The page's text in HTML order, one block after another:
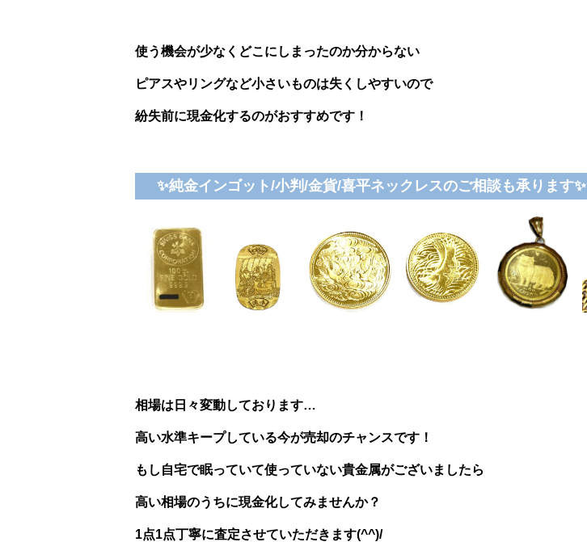
使う機会が少なくどこにしまったのか分からない
ピアスやリングなど小さいものは失くしやすいので
紛失前に現金化するのがおすすめです！
✨純金インゴット/小判/金貨/喜平ネックレスのご相談も承ります✨
相場は日々変動しております…
高い水準キープしている今が売却のチャンスです！
もし自宅で眠っていて使っていない貴金属がございましたら
高い相場のうちに現金化してみませんか？
1点1点丁寧に査定させていただきます(^^)/